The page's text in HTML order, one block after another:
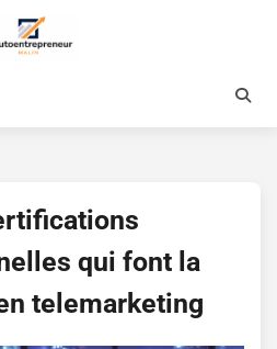
qui font la
telemarketing